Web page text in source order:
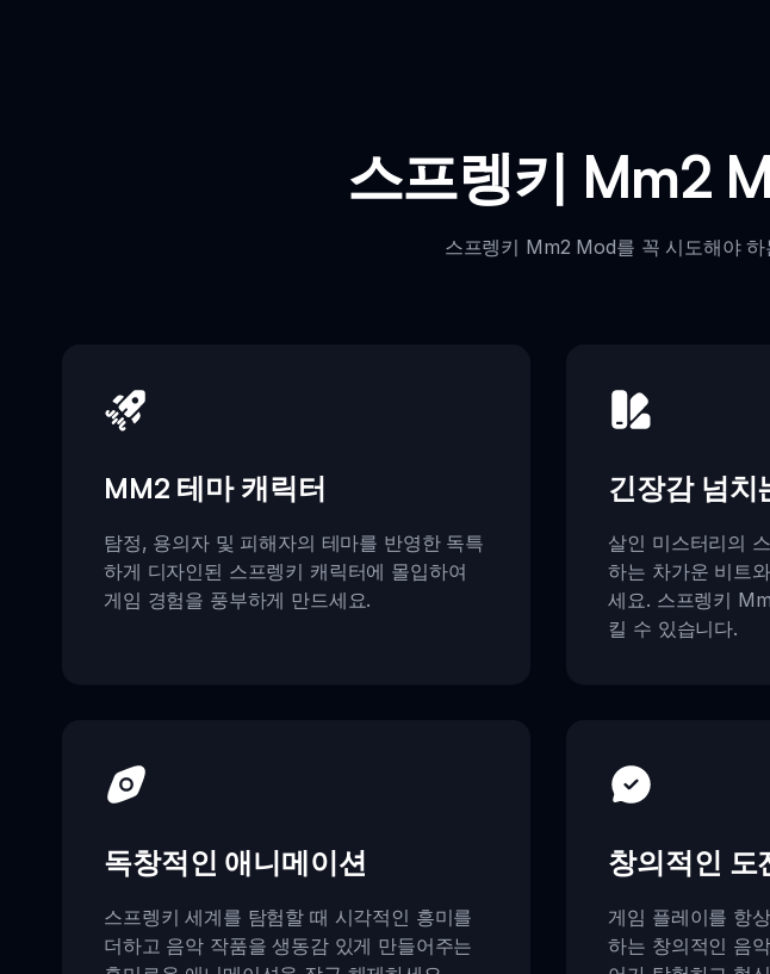
스프렝키 Mm2
스프렝키 Mm2 Mod를 꼭 시도해야
MM2 테마 캐릭터
탐정, 용의자 및 피해자의 테마를 반영한 독특
하게 디자인된 스프렝키 캐릭터에 몰입하여
게임 경험을 풍부하게 만드세요.
긴장감 넘치
살인 미스터리의
하는 차가운 비트
세요. 스프렝키
킬 수 있습니다.
독창적인 애니메이션
스프렝키 세계를 탐험할 때 시각적인 흥미를
더하고 음악 작품을 생동감 있게 만들어주는
창의적인 도
게임 플레이를 항
하는 창의적인 음